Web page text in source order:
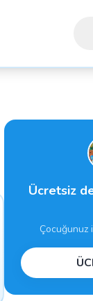
Ücretsiz
Çocuğunuz